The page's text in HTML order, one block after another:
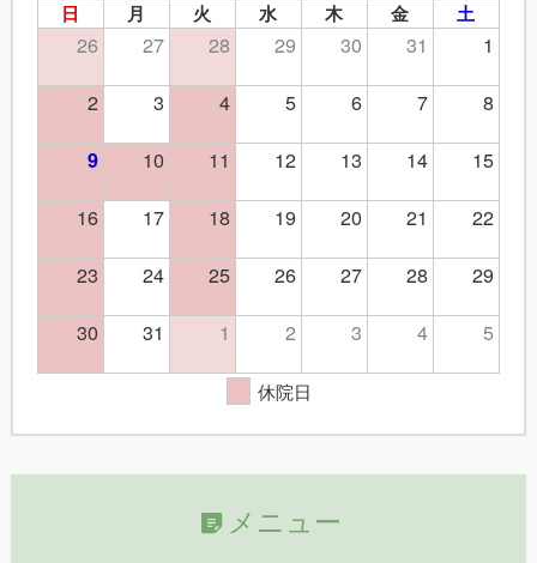
日 月 火 水 木 金 土
26 27 28 29 30 31
1
2
3 4 5 6 7 8
9 10 11 12 13 14
15
16
17 18 19 20 21
22
23
24 25 26 27 28
29
30
31 1 2 3 4 5
休院日
メニュー